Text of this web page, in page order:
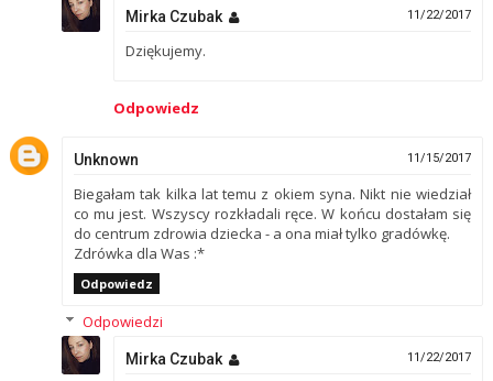
Mirka Czubak 11/22/2017
Dziękujemy.
Odpowiedz
Unknown 11/15/2017
Biegałam tak kilka lat temu z okiem syna. Nikt nie wiedział
co mu jest. Wszyscy rozkładali ręce. W końcu dostałam się
do centrum zdrowia dziecka - a ona miał tylko gradówkę.
Zdrówka dla Was :*
Odpowiedz
Odpowiedzi
Mirka Czubak 11/22/2017